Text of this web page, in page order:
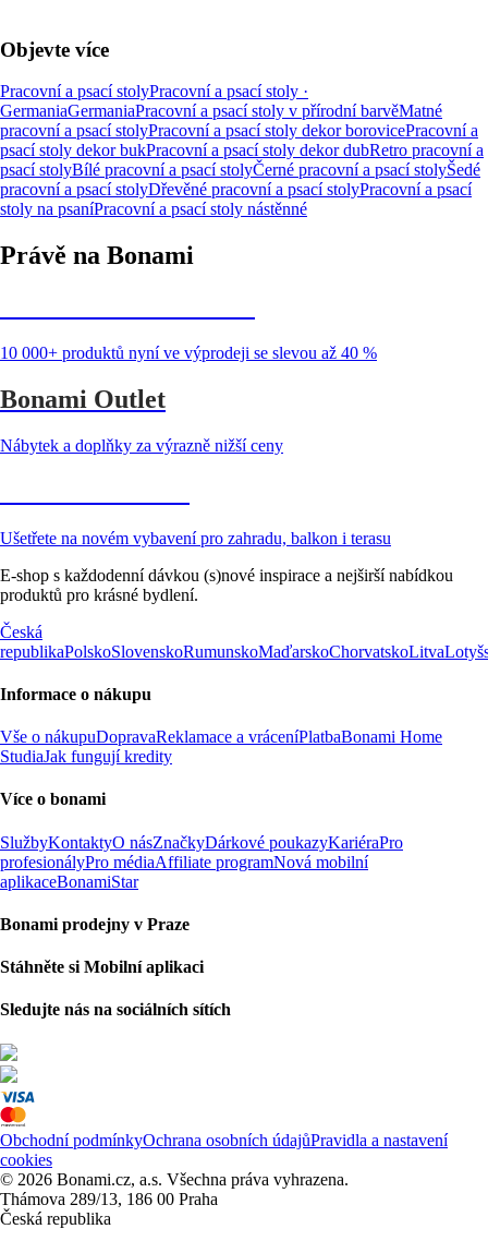
Objevte více
Pracovní a psací stolyPracovní a psací stoly ·
GermaniaGermaniaPracovní a psací stoly v přírodní barvěMatné
pracovní a psací stolyPracovní a psací stoly dekor borovicePracovní a
psací stoly dekor bukPracovní a psací stoly dekor dubRetro pracovní a
psací stolyBílé pracovní a psací stolyČerné pracovní a psací stolyŠedé
pracovní a psací stolyDřevěné pracovní a psací stolyPracovní a psací
stoly na psaníPracovní a psací stoly nástěnné
Právě na Bonami
10 000+ produktů nyní ve výprodeji se slevou až 40 %
Bonami Outlet
Nábytek a doplňky za výrazně nižší ceny
Ušetřete na novém vybavení pro zahradu, balkon i terasu
E-shop s každodenní dávkou (s)nové inspirace a nejširší nabídkou
produktů pro krásné bydlení.
Česká
republikaPolskoSlovenskoRumunskoMaďarskoChorvatskoLitva
Informace o nákupu
Vše o nákupuDopravaReklamace a vráceníPlatbaBonami Home
StudiaJak fungují kredity
Více o bonami
SlužbyKontaktyO násZnačkyDárkové poukazyKariéraPro
profesionályPro médiaAffiliate programNová mobilní
aplikaceBonamiStar
Bonami prodejny v Praze
Stáhněte si Mobilní aplikaci
Sledujte nás na sociálních sítích
Obchodní podmínkyOchrana osobních údajůPravidla a nastavení
cookies
© 2026 Bonami.cz, a.s. Všechna práva vyhrazena.
Thámova 289/13, 186 00 Praha
Česká republika